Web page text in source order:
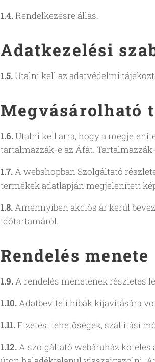
1.4.Rendelkezésre állás.
Adatkezelési
1.5.Utalni kell az adatvédelmi
Megvásárolható
1.6.Utalni kell arra, hogy a
tartalmazzák-e az Áfát.
1.7.A webshopban Szolgáltató
termékek adatlapján megjelenített
1.8.Amennyiben akciós ár kerül
időtartamáról.
Rendelés menete
1.9.A rendelés menetének részletes
1.10.Adatbeviteli hibák kijavítására
1.11.Fizetési lehetőségek, szállítási
1.12.A szolgáltató webáruház köteles